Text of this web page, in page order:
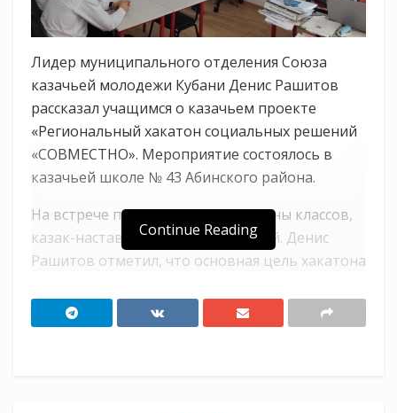
Лидер муниципального отделения Союза
казачьей молодежи Кубани Денис Рашитов
рассказал учащимся о казачьем проекте
«Региональный хакатон социальных решений
«СОВМЕСТНО». Мероприятие состоялось в
казачьей школе № 43 Абинского района.
На встрече присутствовали атаманы классов,
казак-наставник Сергей Таловский. Денис
Рашитов отметил, что основная цель хакатона
вовлечения казачьей молодежи в процесс
развития родных территорий. Благодаря
Continue Reading